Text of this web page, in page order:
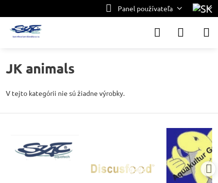
Panel používateľa
JK animals
V tejto kategórii nie sú žiadne výrobky.